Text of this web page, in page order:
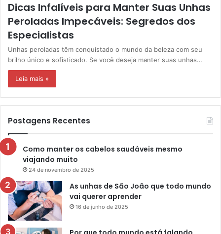
Dicas Infalíveis para Manter Suas Unhas
Peroladas Impecáveis: Segredos dos
Especialistas
Unhas peroladas têm conquistado o mundo da beleza com seu
brilho único e sofisticado. Se você deseja manter suas unhas…
Leia mais »
Postagens Recentes
Como manter os cabelos saudáveis mesmo
viajando muito
24 de novembro de 2025
As unhas de São João que todo mundo
vai querer aprender
16 de junho de 2025